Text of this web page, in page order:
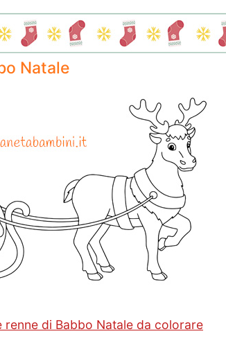
Natale
renne di Babbo Natale da colorare